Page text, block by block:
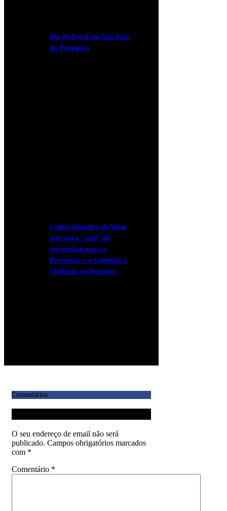
Dia do Foral em São João
da Pesqueira
Centro histórico de Viseu
será nova “casa” da
Autoridade para a
Prevenção e o Combate à
Violência no Desporto
Comentários
O seu endereço de email não será
publicado. Campos obrigatórios marcados
com *
Comentário *